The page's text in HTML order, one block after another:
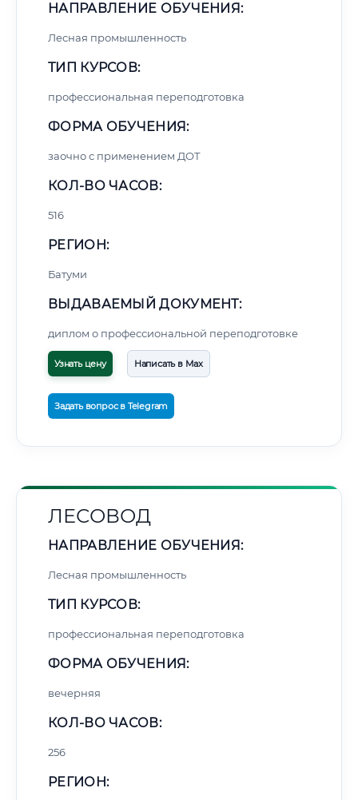
НАПРАВЛЕНИЕ ОБУЧЕНИЯ:
Лесная промышленность
ТИП КУРСОВ:
профессиональная переподготовка
ФОРМА ОБУЧЕНИЯ:
заочно с применением ДОТ
КОЛ-ВО ЧАСОВ:
516
РЕГИОН:
Батуми
ВЫДАВАЕМЫЙ ДОКУМЕНТ:
диплом о профессиональной переподготовке
Узнать цену Написать в Max
Задать вопрос в Telegram
ЛЕСОВОД
НАПРАВЛЕНИЕ ОБУЧЕНИЯ:
Лесная промышленность
ТИП КУРСОВ:
профессиональная переподготовка
ФОРМА ОБУЧЕНИЯ:
вечерняя
КОЛ-ВО ЧАСОВ:
256
РЕГИОН: